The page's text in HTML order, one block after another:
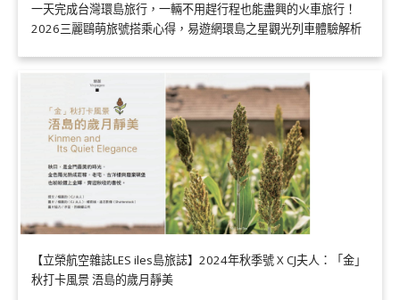
一天完成台灣環島旅行，一輛不用趕行程也能盡興的火車旅行！
2026三麗鷗萌旅號搭乘心得，易遊網環島之星觀光列車體驗解析
【立榮航空雜誌LES iles島旅誌】2024年秋季號 X CJ夫人：「金」
秋打卡風景 浯島的歲月靜美